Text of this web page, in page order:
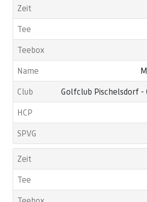
Golfclub Pischelsdorf -